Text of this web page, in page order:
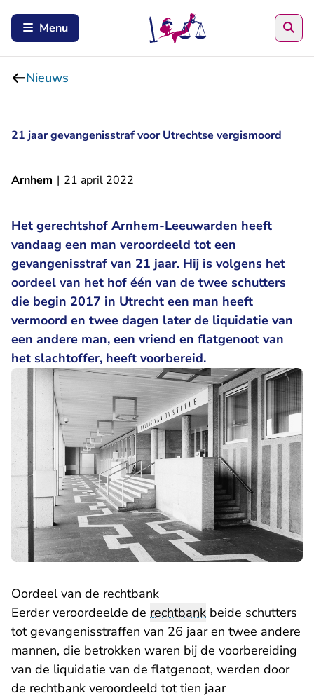
Menu
Nieuws
21 jaar gevangenisstraf voor Utrechtse vergismoord
Arnhem | 21 april 2022
Het gerechtshof Arnhem-Leeuwarden heeft
vandaag een man veroordeeld tot een
gevangenisstraf van 21 jaar. Hij is volgens het
oordeel van het hof één van de twee schutters
die begin 2017 in Utrecht een man heeft
vermoord en twee dagen later de liquidatie van
een andere man, een vriend en flatgenoot van
het slachtoffer, heeft voorbereid.
Oordeel van de rechtbank
Eerder veroordeelde de rechtbank beide schutters
tot gevangenisstraffen van 26 jaar en twee andere
mannen, die betrokken waren bij de voorbereiding
van de liquidatie van de flatgenoot, werden door
de rechtbank veroordeeld tot tien jaar